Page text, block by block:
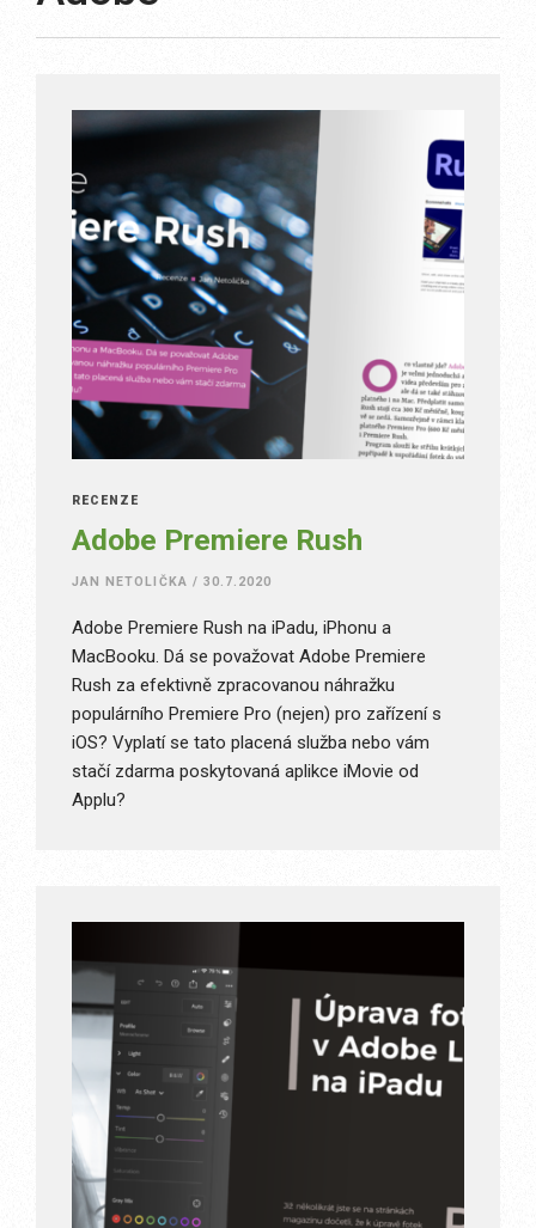
RECENZE
Adobe Premiere Rush
JAN NETOLIČKA / 30.7.2020
Adobe Premiere Rush na iPadu, iPhonu a
MacBooku. Dá se považovat Adobe Premiere
Rush za efektivně zpracovanou náhražku
populárního Premiere Pro (nejen) pro zařízení s
iOS? Vyplatí se tato placená služba nebo vám
stačí zdarma poskytovaná aplikce iMovie od
Applu?